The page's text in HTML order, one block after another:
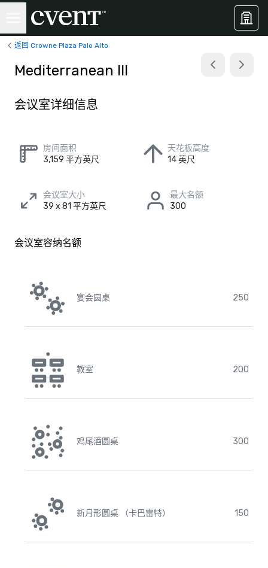
返回 Crowne Plaza Palo Alto
Mediterranean III
会议室详细信息
房间面积
3,159 平方英尺
天花板高度
14 英尺
会议室大小
39 x 81 平方英尺
最大名额
300
会议室容纳名额
宴会圆桌 250
教室 200
鸡尾酒圆桌 300
新月形圆桌 （卡巴雷特） 150